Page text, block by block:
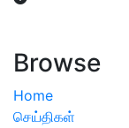
Browse
Home
செய்திகள்